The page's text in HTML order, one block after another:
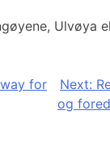
Ulvøya
for
Next:
og